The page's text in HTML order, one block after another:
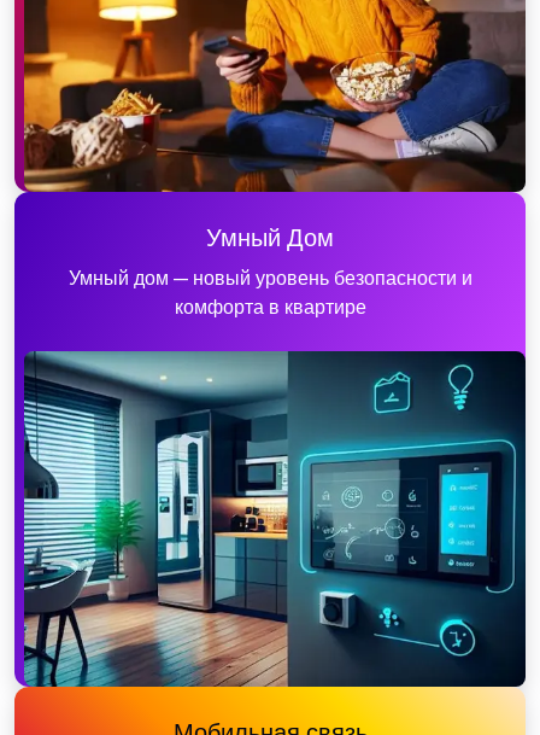
Умный Дом
Умный дом — новый уровень безопасности и
комфорта в квартире